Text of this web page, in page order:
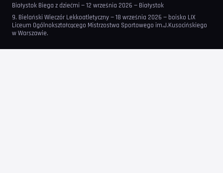
Białystok Biega z dziećmi — 12 września 2026 — Białystok
9. Bielański Wieczór Lekkoatletyczny — 18 września 2026 — boisko LIX
Liceum Ogólnokształcącego Mistrzostwa Sportowego im.J.Kusocińskiego
w Warszawie.